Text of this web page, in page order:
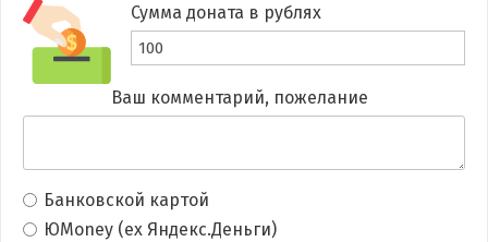
Сумма доната в рублях
Ваш комментарий, пожелание
Банковской картой
ЮMoney (ex Яндекс.Деньги)